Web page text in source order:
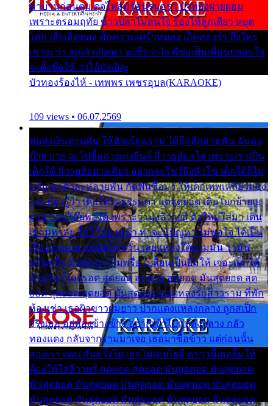
มาบานก่อนตูม ดุจไฟสุมร้อนรุมอุรา บัวทองผ่ายผอม
เพราะตรอมฤทัย ข้าวปลาไม่สนใจ ร้องไห้ลูกเดียว หยุด
โศก เสียเถิดทอง พักความเศร้าหมอง เถิดทองจ๋า ถึงใคร
เขาจะว่า ลูกเจ้าเกิดมา จะชื่อว่าไง พี่ขอเป็นเพื่อนปลอบใจ
จะตั้งชื่อให้ ว่าไอ้บังเอิญ
บัวทองร้องไห้ - เทพพร เพชรอุบล(KARAOKE)
109 views • 06.07.2569
พ่อส่งเงินสามพัน ให้ฉันเรียนราม ได้อีกสักสามพัน ฉันคง
บ๊าย บาย จะไปซื้อกางเกงยีนส์ ลีวายส์มาใส่ เพราะเราเป็น
เด็กใต้ ลีวายส์อย่างเดียว อยากจะโชว์ถึงหิวโซ เด็กใต้ก็ไม่
หวั่น ตกตัวละหลายพัน กัดฟันซื้อมา ให้เด็กเทพเหลียวมอง
และต้องรู้ว่า เด็กใต้ไม่ธรรมดา แต่สุดยอด เดินโยกย้ายเย
ยวน กวนโอ๊ยพอได้ เพราะว่านุ่งลีวายส์ ตัวใหม่ใส่มา เดิน
เข้ามหาลัย จิ๊กโก๊มองหน้า ท่าจะมีปัญหา ไม่พอใจ ได้เป็น
เรื่องแน่นอน แต่ฉันไม่หวั่น เลยแหลงใต้ถามมัน ว่ามัน
พรั่นพรือ มันตอบว่าไม่พรื่อ เปลี่ยนเป็นยิ้มให้ เจอะเด็กใต้
ด้วยกัน ก็เลยรอด สุดยอด สุดยอด สุดยอด มันสุดยอด สุด
ยอด สุดยอด สุดยอด มันสุดยอด แอบหลงรักสาวราม ที่พัก
ห้องเช่า เธอผิวขาวผมยาว ปากแดงแหลงกลาง ถูกสเป็ก
จริงเธอ อยู่ห้องข้างข้าง อยากเข้าไปแหลงกลาง กลัว
ทองแดง กลับจากรามมาเจอ เธอมาซื้อข้าว แต่ก่อนนั้น
สองเรา เจอะกันครั้งใด เธอไม่เคยไยดี คราวนี้เธอยิ้มให้
ต้องให้ใส่ลีวายส์ สุดยอด สุดยอด มันสุดยอด มันสุดยอด
มันสุดยอด มันสุดยอด มันสุดยอด มันสุดยอด มันสุดยอด
มันสุดยอด มันสุดยอด มันสุดยอด มันสุดยอด มันสุดยอด